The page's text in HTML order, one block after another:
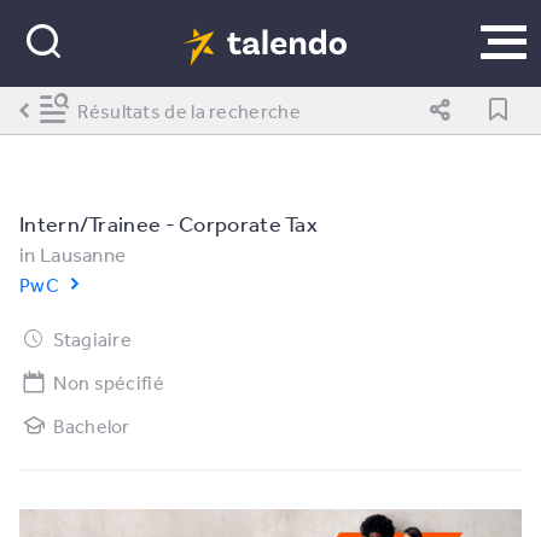
Intern/Trainee - Corporate Tax
in Lausanne
PwC
Stagiaire
Non spécifié
Bachelor
Résultats de la recherche